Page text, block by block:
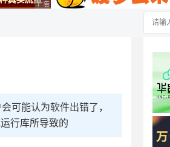
广告 商业广告，理性选择
可能认为软件出错了，
行库所导致的